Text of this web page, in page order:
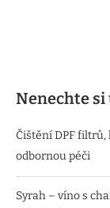
Nenechte
Čištění DPF filtrů,
odbornou péči
Syrah – víno s